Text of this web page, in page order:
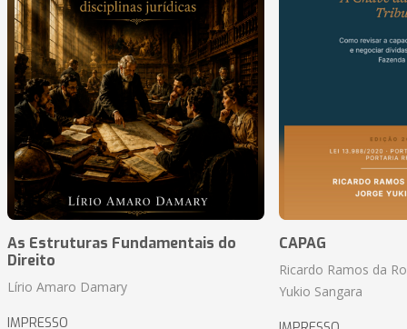
As Estruturas Fundamentais do
Direito
Lírio Amaro Damary
IMPRESSO
CAPAG
Ricardo Ramos da
Yukio Sangara